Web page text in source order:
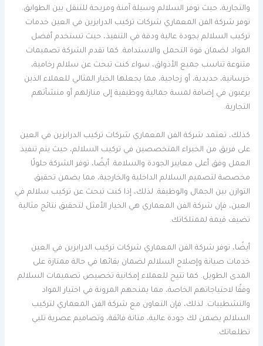
والتجارية، حيث توفر السلالم وسيلة آمنة ومريحة للتنقل بين الطوابق.
توفر شركة الفن المعماري شركات تركيب الدرابزين في العين خدمات
تركيب السلالم بجودة عالية ودقة في التنفيذ، حيث تستخدم أفضل
المواد لضمان قوة التحمل والاستدامة. كما تقدم الشركة تصميمات
متنوعة تناسب جميع الأذواق، سواء كنت تبحث عن سلالم رخامية،
خرسانية، حديدية، أو زجاجية، مما يجعلها الخيار المثالي للعملاء الذين
يرغبون في إضافة لمسة جمالية ووظيفية إلى منازلهم أو منشآتهم
التجارية.
كذلك، تعتمد شركة الفن المعماري شركات تركيب الدرابزين في العين
على فريق من الخبراء المتخصصين في تركيب السلالم، حيث يتم تنفيذ
العمل وفق أعلى معايير الجودة والسلامة. أيضًا، توفر الشركة حلولًا
مخصصة لتصميم السلالم الداخلية والخارجية، مما يضمن تحقيق
التوازن بين الجمال والوظيفة. لذلك، إذا كنت تبحث عن تركيب سلالم في
العين، فإن شركة الفن المعماري هي الخيار الأمثل لتحقيق نتائج مثالية
تضيف قيمة لممتلكاتك.
أيضًا، توفر شركة الفن المعماري شركات تركيب الدرابزين في العين
خدمات صيانة وإصلاح السلالم لضمان بقائها في حالة ممتازة على
المدى الطويل. كما تتيح للعملاء إمكانية تخصيص تصميمات السلالم
وفقًا لاحتياجاتهم الخاصة، مما يمنحهم المرونة في اختيار المواد
والتشطيبات. لذلك، فإن التعاون مع شركة الفن المعماري لتركيب
السلالم يضمن لك جودة عالية، متانة فائقة، وتصاميم عصرية تلبي
تطلعاتك.